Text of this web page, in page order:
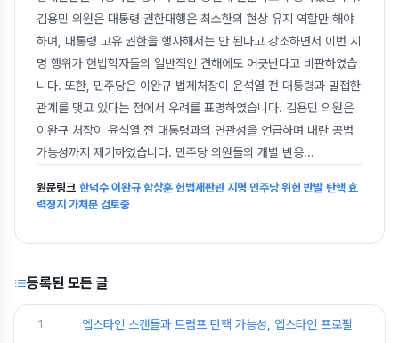
김용민 의원은 대통령 권한대행은 최소한의 현상 유지 역할만 해야
하며, 대통령 고유 권한을 행사해서는 안 된다고 강조하면서 이번 지
명 행위가 헌법학자들의 일반적인 견해에도 어긋난다고 비판하였습
니다. 또한, 민주당은 이완규 법제처장이 윤석열 전 대통령과 밀접한
관계를 맺고 있다는 점에서 우려를 표명하였습니다. 김용민 의원은
이완규 처장이 윤석열 전 대통령과의 연관성을 언급하며 내란 공범
가능성까지 제기하였습니다. 민주당 의원들의 개별 반응...
원문링크 한덕수 이완규 함상훈 헌법재판관 지명 민주당 위헌 반발 탄핵 효
력정지 가처분 검토중
등록된 모든 글
1 엡스타인 스캔들과 트럼프 탄핵 가능성, 엡스타인 프로필